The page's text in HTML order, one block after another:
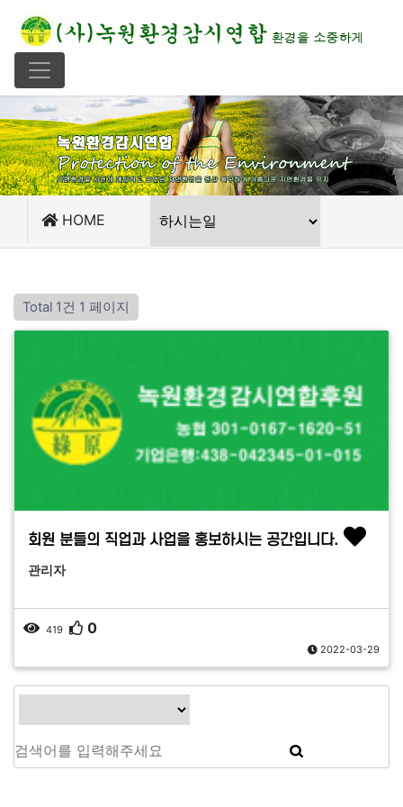
HOME
Total 1건 1 페이지
회원 분들의 직업과 사업을 홍보하시는 공간입니다.
관리자
419 0
2022-03-29